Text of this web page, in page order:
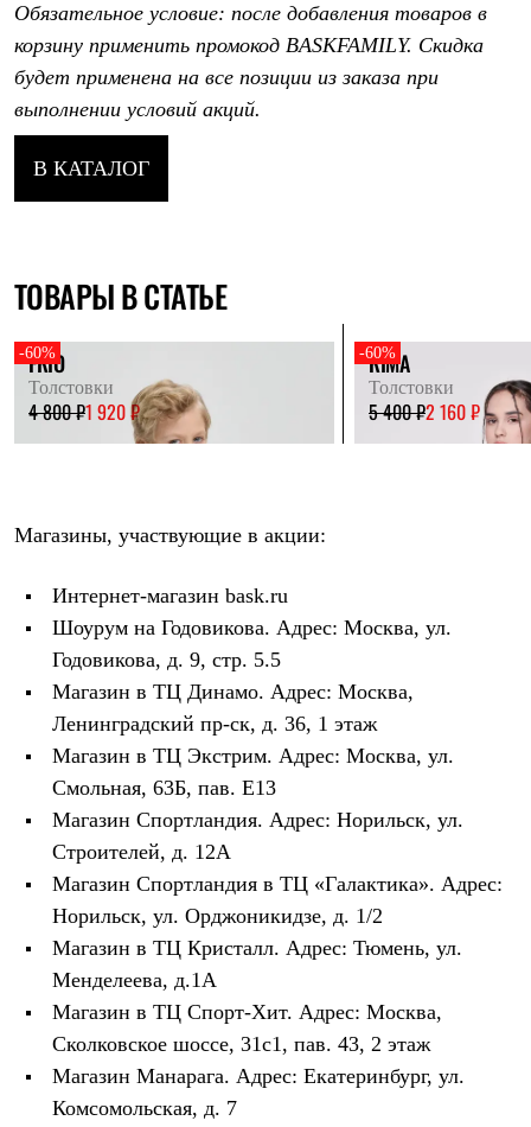
Брюки
Жилеты
Утепленная синтетикой
Куртки
Брюки
Штормовая одежда
Куртки
Софтшелл одежда
Куртки
Футболки
Толстовки
Брюки
Термобелье
Теплое термобелье
Среднее термобелье
Легкое термобелье
Утепленная пухом
Куртки
Брюки
Утепленная синтетикой
Комбинезоны
Брюки
Лёгкая одежда
Футболки
Толстовки
Брюки
Софтшелл одежда
Флисовая одежда
Куртки
Жилеты
Комбинезоны
Термобелье
Комплект термобелья
Снаряжение
Палатки и тенты
Тенты
Аксессуары для палаток
Обязательное условие: после добавления товаров в
корзину применить промокод BASKFAMILY. Скидка
будет применена на все позиции из заказа при
выполнении условий акций.
В КАТАЛОГ
ТОВАРЫ В СТАТЬЕ
-60%
FRIO
Толстовки
4 800 ₽1 920 ₽
-60%
RIMA
Толстовки
5 400 ₽2 160 ₽
Магазины, участвующие в акции:
Интернет-магазин bask.ru
Шоурум на Годовикова. Адрес: Москва, ул.
Годовикова, д. 9, стр. 5.5
Магазин в ТЦ Динамо. Адрес: Москва,
Ленинградский пр-ск, д. 36, 1 этаж
Магазин в ТЦ Экстрим. Адрес: Москва, ул.
Смольная, 63Б, пав. Е13
Магазин Спортландия. Адрес: Норильск, ул.
Строителей, д. 12А
Магазин Спортландия в ТЦ «Галактика». Адрес:
Норильск, ул. Орджоникидзе, д. 1/2
Магазин в ТЦ Кристалл. Адрес: Тюмень, ул.
Менделеева, д.1А
Магазин в ТЦ Спорт-Хит. Адрес: Москва,
Сколковское шоссе, 31с1, пав. 43, 2 этаж
Магазин Манарага. Адрес: Екатеринбург, ул.
Комсомольская, д. 7